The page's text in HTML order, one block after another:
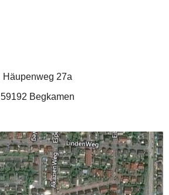
Häupenweg 27a
59192 Begkamen